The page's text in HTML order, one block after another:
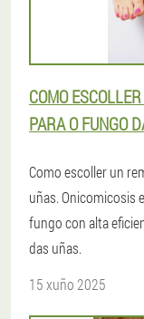
COMO
PARA O FUNGO
Como escoller un
uñas. Onicomicosis
fungo con alta
das uñas.
15 xuño 2025